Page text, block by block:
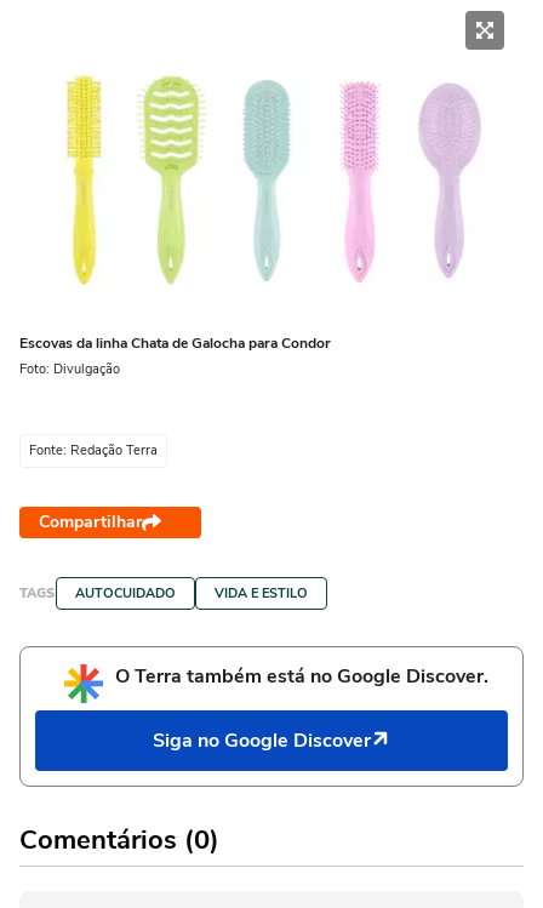
Escovas da linha Chata de Galocha para Condor
Foto: Divulgação
Fonte: Redação Terra
Compartilhar
TAGS AUTOCUIDADO VIDA E ESTILO
O Terra também está no Google Discover.
Siga no Google Discover
Comentários (0)